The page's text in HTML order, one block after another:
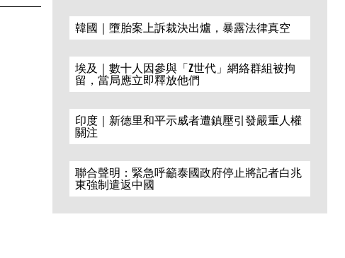
韓國｜墮胎案上訴裁決出爐，暴露法律真空
埃及｜數十人因參與「Z世代」網絡群組被拘
留，當局應立即釋放他們
印度｜新德里和平示威者遭鎮壓引發嚴重人權
關注
聯合聲明：緊急呼籲泰國政府停止將記者白兆
東強制遣返中國